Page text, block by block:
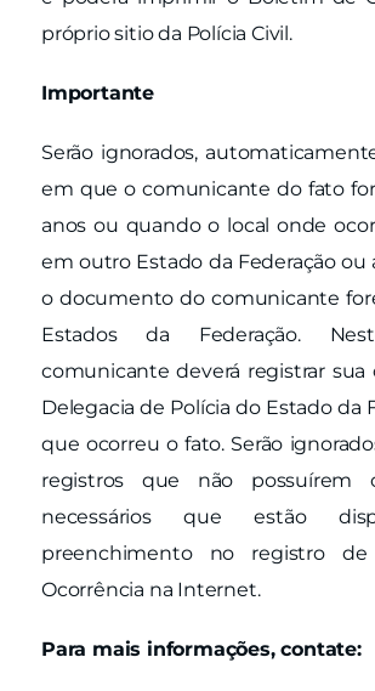
próprio sitio da Polícia Civil.
Importante
Serão ignorados,
em que o comunicante do fato
anos ou quando o local onde
em outro Estado da Federação ou
o documento do comunicante
Estados da Federação.
comunicante deverá registrar sua
Delegacia de Polícia do Estado da
que ocorreu o fato. Serão
registros que não possuírem
necessários que estão
preenchimento no registro
Ocorrência na Internet.
Para mais informações, contate: